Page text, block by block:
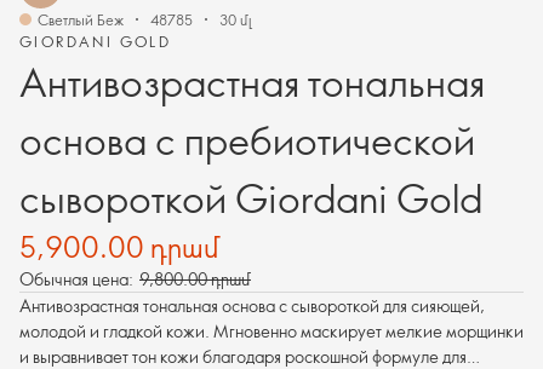
GIORDANI GOLD
Антивозрастная тональная
основа с пребиотической
сывороткой Giordani Gold
Светлый Беж 48785 30 մլ
5,900.00 դրամ
Обычная цена: 9,800.00 դրամ
Антивозрастная тональная основа с сывороткой для сияющей,
молодой и гладкой кожи. Мгновенно маскирует мелкие морщинки
и выравнивает тон кожи благодаря роскошной формуле для